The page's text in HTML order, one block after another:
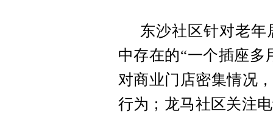
东沙社区针对老
中存在的“一个插座多
对商业门店密集情况
行为；龙马社区关注